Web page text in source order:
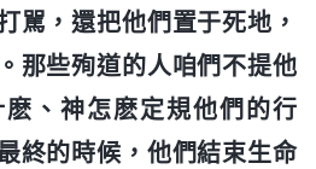
駡，還把他們置于死地，
那些殉道的人咱們不提他
、神怎麽定規他們的行
終的時候，他們結束生命